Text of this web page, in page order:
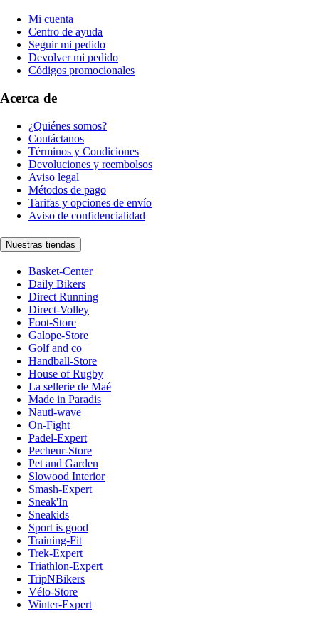
Mi cuenta
Centro de ayuda
Seguir mi pedido
Devolver mi pedido
Códigos promocionales
Acerca de
¿Quiénes somos?
Contáctanos
Términos y Condiciones
Devoluciones y reembolsos
Aviso legal
Métodos de pago
Tarifas y opciones de envío
Aviso de confidencialidad
Nuestras tiendas
Basket-Center
Daily Bikers
Direct Running
Direct-Volley
Foot-Store
Galope-Store
Golf and co
Handball-Store
House of Rugby
La sellerie de Maé
Made in Paradis
Nauti-wave
On-Fight
Padel-Expert
Pecheur-Store
Pet and Garden
Slowood Interior
Smash-Expert
Sneak'In
Sneakids
Sport is good
Training-Fit
Trek-Expert
Triathlon-Expert
TripNBikers
Vélo-Store
Winter-Expert